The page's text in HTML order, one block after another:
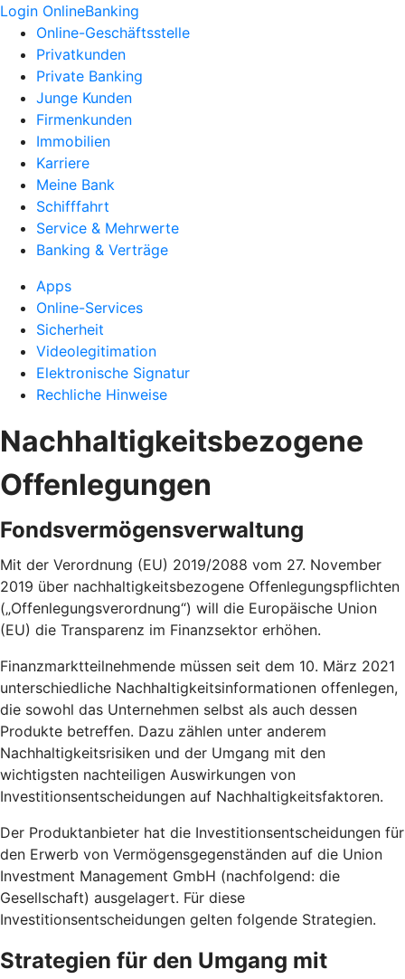
Login OnlineBanking
Online-Geschäftsstelle
Privatkunden
Private Banking
Junge Kunden
Firmenkunden
Immobilien
Karriere
Meine Bank
Schifffahrt
Service & Mehrwerte
Banking & Verträge
Apps
Online-Services
Sicherheit
Videolegitimation
Elektronische Signatur
Rechliche Hinweise
Nachhaltigkeitsbezogene
Offenlegungen
Fondsvermögensverwaltung
Mit der Verordnung (EU) 2019/2088 vom 27. November
2019 über nachhaltigkeitsbezogene Offenlegungspflichten
(„Offenlegungsverordnung“) will die Europäische Union
(EU) die Transparenz im Finanzsektor erhöhen.
Finanzmarktteilnehmende müssen seit dem 10. März 2021
unterschiedliche Nachhaltigkeitsinformationen offenlegen,
die sowohl das Unternehmen selbst als auch dessen
Produkte betreffen. Dazu zählen unter anderem
Nachhaltigkeitsrisiken und der Umgang mit den
wichtigsten nachteiligen Auswirkungen von
Investitionsentscheidungen auf Nachhaltigkeitsfaktoren.
Der Produktanbieter hat die Investitionsentscheidungen für
den Erwerb von Vermögensgegenständen auf die Union
Investment Management GmbH (nachfolgend: die
Gesellschaft) ausgelagert. Für diese
Investitionsentscheidungen gelten folgende Strategien.
Strategien für den Umgang mit